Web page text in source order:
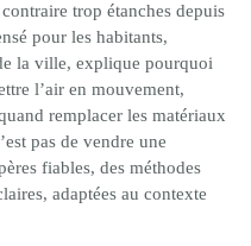
trop étanches depuis
pour les habitants,
la ville, explique pourquoi
l’air en mouvement,
remplacer les matériaux
pas de vendre une
fiables, des méthodes
adaptées au contexte